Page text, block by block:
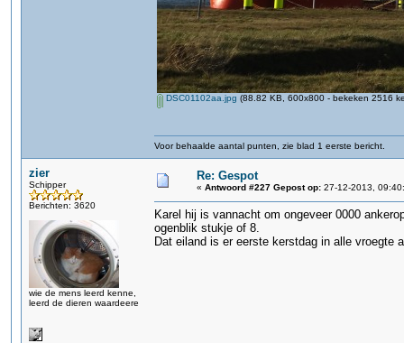
DSC01102aa.jpg (88.82 KB, 600x800 - bekeken 2516
Voor behaalde aantal punten, zie blad 1 eerste bericht.
zier
Schipper
Berichten: 3620
wie de mens leerd kenne,
leerd de dieren waardeere
Re: Gespot
« Antwoord #227 Gepost op: 27-12-2013,
Karel hij is vannacht om ongeveer 0000
ogenblik stukje of 8.
Dat eiland is er eerste kerstdag in alle vroegte